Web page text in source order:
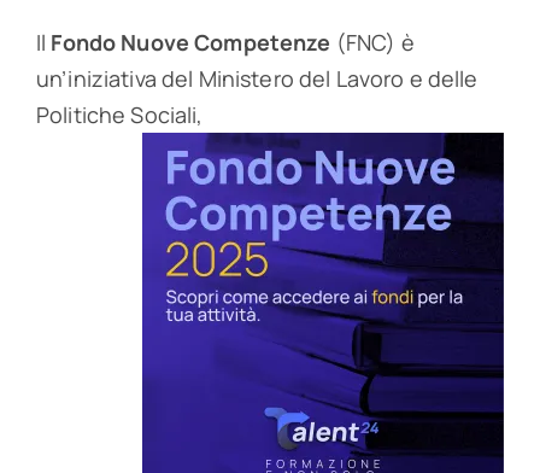
Il Fondo Nuove Competenze (FNC) è
un’iniziativa del Ministero del Lavoro e delle
Politiche Sociali,